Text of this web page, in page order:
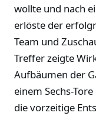
wollte und nach
erlöste der
Team und
Treffer zeigte
Aufbäumen der
einem Sechs-
die vorzeitige